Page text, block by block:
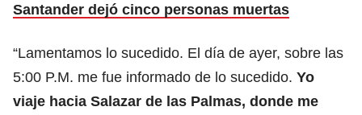
Santander dejó cinco personas muertas
“Lamentamos lo sucedido. El día de ayer, sobre las
5:00 P.M. me fue informado de lo sucedido. Yo
viaje hacia Salazar de las Palmas, donde me